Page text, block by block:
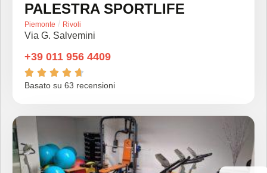
PALESTRA SPORTLIFE
Piemonte / Rivoli
Via G. Salvemini
+39 011 956 4409
    
Basato su 63 recensioni